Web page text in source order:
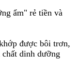
ẩm" rẻ tiền và
được bôi trơn,
dinh dưỡng